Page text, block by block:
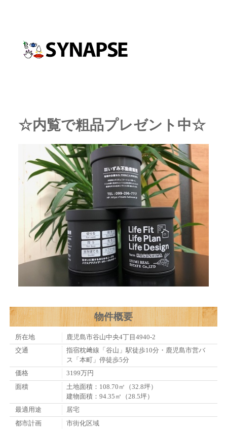
☆内覧で粗品プレゼント中☆
物件概要
所在地
鹿児島市谷山中央4丁目4940-2
交通
指宿枕﨑線「谷山」駅徒歩10分・鹿児島市営バ
ス「本町」停徒歩5分
価格
3199万円
面積
土地面積：108.70㎡（32.8坪）
建物面積：94.35㎡（28.5坪）
最適用途
居宅
都市計画
市街化区域